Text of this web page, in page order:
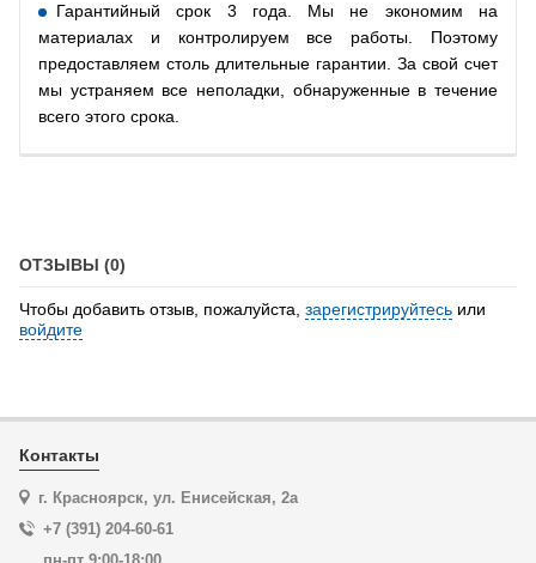
Гарантийный срок 3 года. Мы не экономим на
материалах и контролируем все работы. Поэтому
предоставляем столь длительные гарантии. За свой счет
мы устраняем все неполадки, обнаруженные в течение
всего этого срока.
ОТЗЫВЫ (0)
Чтобы добавить отзыв, пожалуйста, зарегистрируйтесь или
войдите
Контакты
г. Красноярск, ул. Енисейская, 2а
+7 (391) 204-60-61